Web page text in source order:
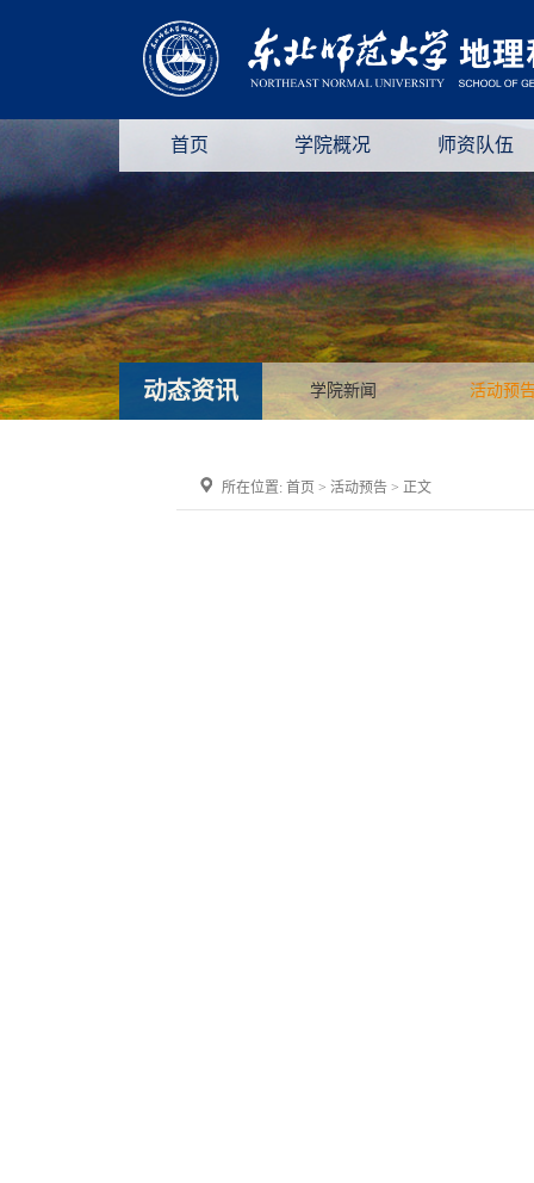
首页 学院概况 师资队伍
动态资讯 学院新闻 活动预
所在位置: 首页 > 活动预告 > 正文